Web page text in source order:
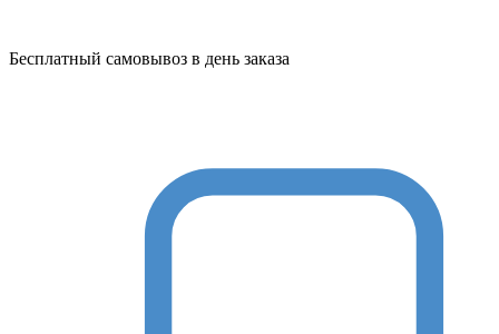
Бесплатный самовывоз в день заказа